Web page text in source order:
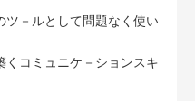
ツ－ルとして問題なく使い
くコミュニケ－ションスキ